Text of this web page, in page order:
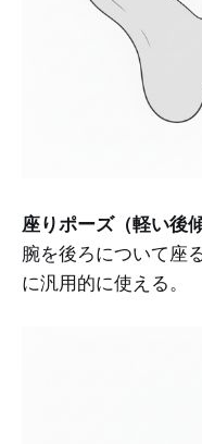
座りポーズ（軽い後傾
腕を後ろについて座
に汎用的に使える。